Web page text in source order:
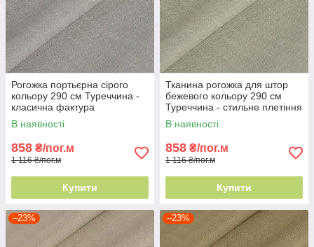
Рогожка портьєрна сірого
кольору 290 см Туреччина -
класична фактура
В наявності
858 ₴/пог.м
1 116 ₴/пог.м
Купити
Тканина рогожка для штор
бежевого кольору 290 см
Туреччина - стильне плетіння
ниток
В наявності
858 ₴/пог.м
1 116 ₴/пог.м
Купити
–23% –23%